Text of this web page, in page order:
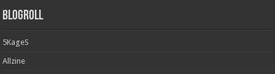
Blogroll
5KageS
Allzine